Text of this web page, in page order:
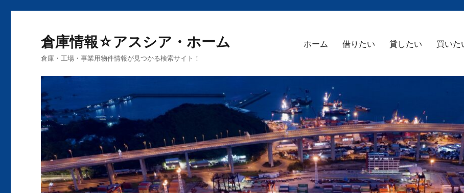
倉庫情報☆アスシア・ホーム
倉庫・工場・事業用物件情報が見つかる検索サイト！
ホーム 借りたい 貸したい 買いた